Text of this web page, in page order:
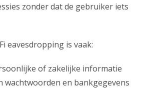
zonder dat de gebruiker iets
eavesdropping is vaak:
of zakelijke informatie
wachtwoorden en bankgegevens